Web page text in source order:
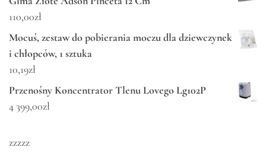
110,00zł
Mocuś, zestaw do pobierania moczu dla dziewczynek
i chłopców, 1 sztuka
10,19zł
Przenośny Koncentrator Tlenu Lovego Lg102P
4 399,00zł
zzzzz